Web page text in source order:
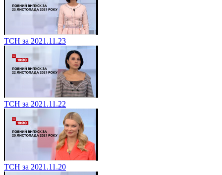
ТСН за 2021.11.23
ТСН за 2021.11.22
ТСН за 2021.11.20